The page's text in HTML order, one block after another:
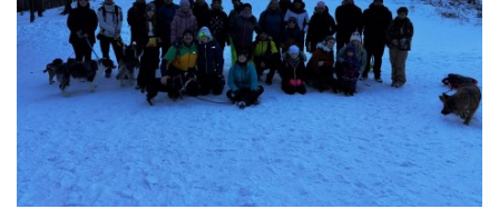
VIDEA
INTERNÍ SEKCE
KONTAKTY